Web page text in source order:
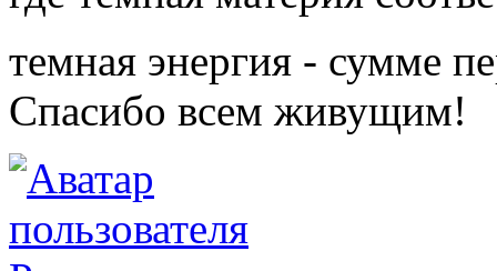
темная энергия - сумме
Спасибо всем живущим!